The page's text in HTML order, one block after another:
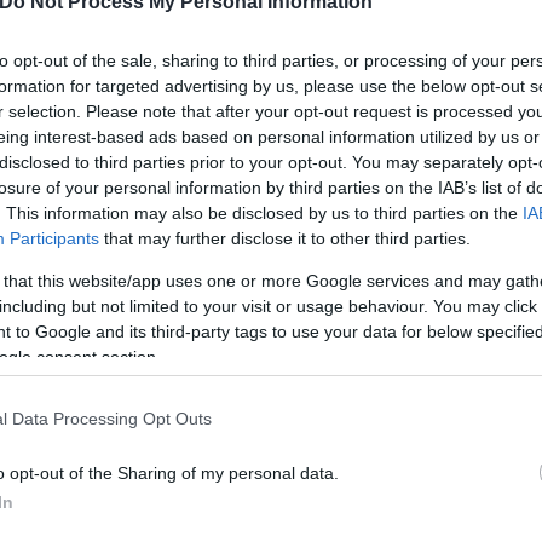
opt-out of the sale, sharing to third parties, or processing of your
for targeted advertising by us, please use the below opt-out
selection. Please note that after your opt-out request is processed
interest-based ads based on personal information utilized by us
to third parties prior to your opt-out. You may separately
of your personal information by third parties on the IAB’s list of
This information may also be disclosed by us to third parties on the
Participants that may further disclose it to other third parties.
that this website/app uses one or more Google services and may
but not limited to your visit or usage behaviour. You may
to Google and its third-party tags to use your data for below
consent section.
Data Processing Opt Outs
opt-out of the Sharing of my personal data.
Παρασκευή 23 Σεπτεμβρίου, αρχίζει και τυπικά
στο βόρειο ημισφαίριο. Η ίση ημέρα-νύχτα στις
ακριβώς πάνω στον γήινο ισημερινό. Στην
η ισότητα στη διάρκεια ημέρας και νύχτας
δύο φορές τον χρόνο και σηματοδοτούν την
και τα πλάτη της Γης, τέτοια φαινόμενα